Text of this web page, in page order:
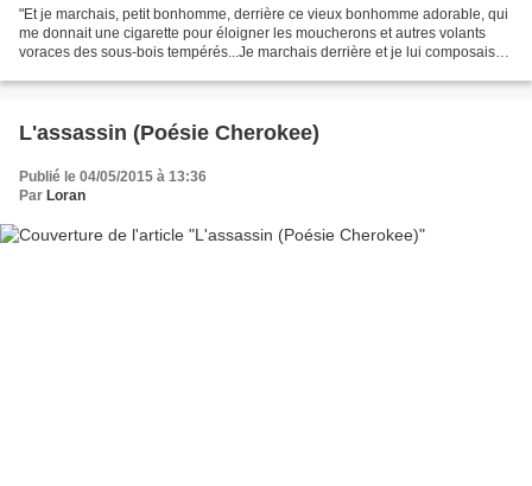
"Et je marchais, petit bonhomme, derrière ce vieux bonhomme adorable, qui
me donnait une cigarette pour éloigner les moucherons et autres volants
voraces des sous-bois tempérés...Je marchais derrière et je lui composais
L'assassin (Poésie Cherokee)
Publié le 04/05/2015 à 13:36
Par Loran